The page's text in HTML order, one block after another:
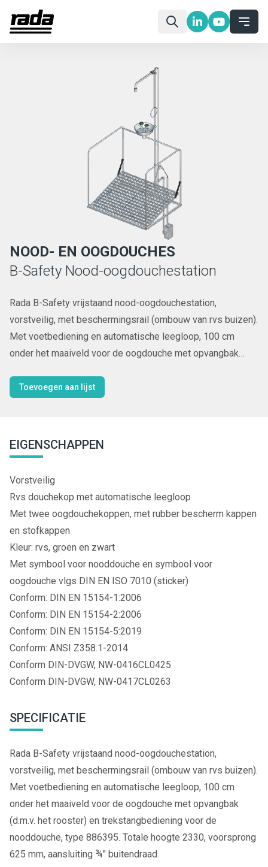
NOOD- EN OOGDOUCHES
B-Safety Nood-oogdouchestation
Rada B-Safety vrijstaand nood-oogdouchestation,
vorstveilig, met beschermingsrail (ombouw van rvs buizen).
Met voetbediening en automatische leegloop, 100 cm
onder het maaiveld voor de oogdouche met opvangbak
nooddouche, type 886395.
Toevoegen aan lijst
EIGENSCHAPPEN
Vorstveilig
Rvs douchekop met automatische leegloop
Met twee oogdouchekoppen, met rubber bescherm kappen
en stofkappen
Kleur: rvs, groen en zwart
Met symbool voor nooddouche en symbool voor
oogdouche vlgs DIN EN ISO 7010 (sticker)
Conform: DIN EN 15154-1:2006
Conform: DIN EN 15154-2:2006
Conform: DIN EN 15154-5:2019
Conform: ANSI Z358.1-2014
Conform DIN-DVGW, NW-0416CL0425
Conform DIN-DVGW, NW-0417CL0263
SPECIFICATIE
Rada B-Safety vrijstaand nood-oogdouchestation,
vorstveilig, met beschermingsrail (ombouw van rvs buizen).
Met voetbediening en automatische leegloop, 100 cm
onder het maaiveld voor de oogdouche met opvangbak
(d.m.v. het rooster) en trekstangbediening voor de
nooddouche, type 886395. Totale hoogte 2330, voorsprong
625 mm, aansluiting ¾" buitendraad.